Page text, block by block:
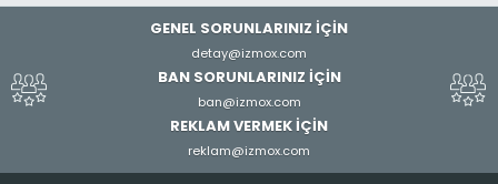
GENEL SORUNLARINIZ İÇİN
detay@izmox.com
BAN SORUNLARINIZ İÇİN
ban@izmox.com
REKLAM VERMEK İÇİN
reklam@izmox.com